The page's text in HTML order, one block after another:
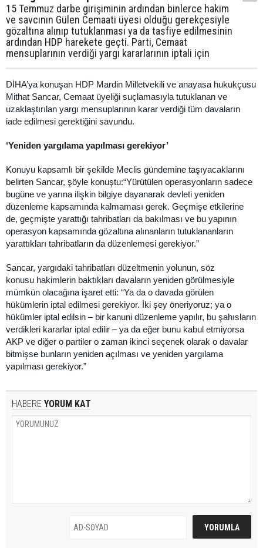
15 Temmuz darbe girişiminin ardından binlerce hakim
ve savcının Gülen Cemaati üyesi olduğu gerekçesiyle
gözaltına alınıp tutuklanması ya da tasfiye edilmesinin
ardından HDP harekete geçti. Parti, Cemaat
mensuplarının verdiği yargı kararlarının iptali için
DİHA’ya konuşan HDP Mardin Milletvekili ve anayasa hukukçusu
Mithat Sancar, Cemaat üyeliği suçlamasıyla tutuklanan ve
uzaklaştırılan yargı mensuplarının karar verdiği tüm davaların
iade edilmesi gerektiğini savundu.
‘Yeniden yargılama yapılması gerekiyor’
Konuyu kapsamlı bir şekilde Meclis gündemine taşıyacaklarını
belirten Sancar, şöyle konuştu:“Yürütülen operasyonların sadece
bugüne ve yarına ilişkin bilgiye dayanarak devleti yeniden
düzenleme kapsamında kalmaması gerek. Geçmişe etkilerine
de, geçmişte yarattığı tahribatları da bakılması ve bu yapının
operasyon kapsamında gözaltına alınanların tutuklananların
yarattıkları tahribatların da düzenlemesi gerekiyor.”
Sancar, yargıdaki tahribatları düzeltmenin yolunun, söz
konusu hakimlerin baktıkları davaların yeniden görülmesiyle
mümkün olacağına işaret etti: “Ya da o davada görülen
hükümlerin iptal edilmesi gerekiyor. İki şey öneriyoruz; ya o
hükümler iptal edilsin – bir kanuni düzenleme yapılır, bu şahısların
verdikleri kararlar iptal edilir – ya da eğer bunu kabul etmiyorsa
AKP ve diğer o partiler o zaman ikinci seçenek olarak o davalar
bitmişse bunların yeniden açılması ve yeniden yargılama
yapılması gerekiyor.”
HABERE YORUM KAT